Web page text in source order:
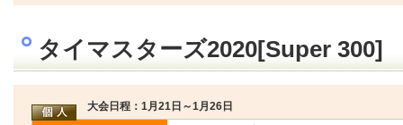
タイマスターズ2020[Super 300]
大会日程：1月21日～1月26日